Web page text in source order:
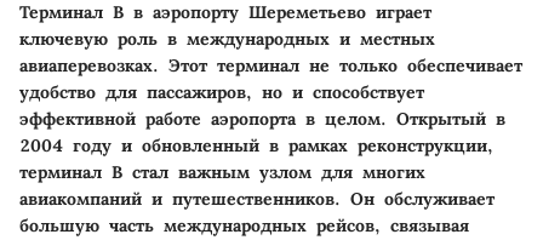
Терминал B в аэропорту Шереметьево играет
ключевую роль в международных и местных
авиаперевозках. Этот терминал не только обеспечивает
удобство для пассажиров, но и способствует
эффективной работе аэропорта в целом. Открытый в
2004 году и обновленный в рамках реконструкции,
терминал B стал важным узлом для многих
авиакомпаний и путешественников. Он обслуживает
большую часть международных рейсов, связывая